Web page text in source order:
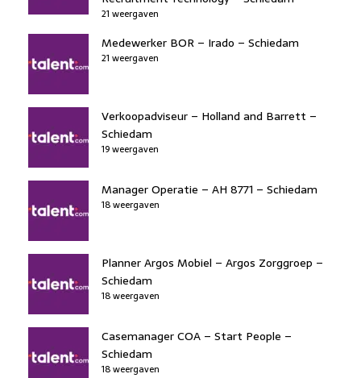
21 weergaven
Medewerker BOR – Irado – Schiedam
21 weergaven
Verkoopadviseur – Holland and Barrett –
Schiedam
19 weergaven
Manager Operatie – AH 8771 – Schiedam
18 weergaven
Planner Argos Mobiel – Argos Zorggroep –
Schiedam
18 weergaven
Casemanager COA – Start People –
Schiedam
18 weergaven